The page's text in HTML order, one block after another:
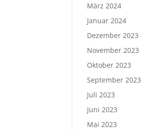
März 2024
Januar 2024
Dezember 2023
November 2023
Oktober 2023
September 2023
Juli 2023
Juni 2023
Mai 2023